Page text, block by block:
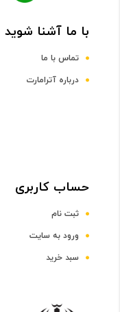
DDR4
رده صفحه نمایش
اندازه صفحه نمایش
با ما آشنا شوید
تماس با ما
درباره آترامارت
حساب کاربری
ثبت نام
ورود به سایت
سبد خرید